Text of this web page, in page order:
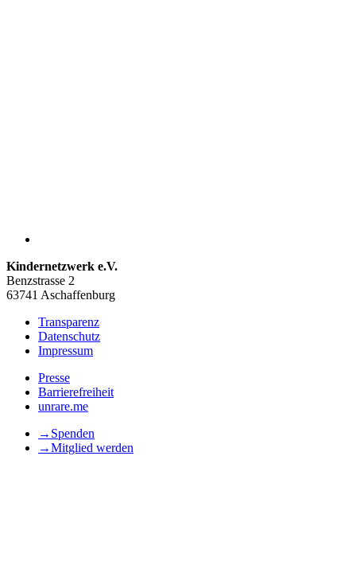
Kindernetzwerk e.V.
Benzstrasse 2
63741 Aschaffenburg
Transparenz
Datenschutz
Impressum
Presse
Barrierefreiheit
unrare.me
→ Spenden
→Mitglied werden